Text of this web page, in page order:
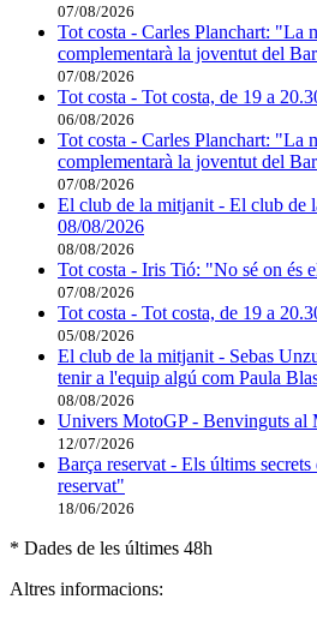
07/08/2026
Tot costa - Carles Planchart: "La
complementarà la joventut del
07/08/2026
Tot costa - Tot costa, de 19 a
06/08/2026
Tot costa - Carles Planchart: "La
complementarà la joventut del
07/08/2026
El club de la mitjanit - El club de
08/08/2026
08/08/2026
Tot costa - Iris Tió: "No sé on és
07/08/2026
Tot costa - Tot costa, de 19 a
05/08/2026
El club de la mitjanit - Sebas
tenir a l'equip algú com Paula
08/08/2026
Univers MotoGP - Benvinguts al
12/07/2026
Barça reservat - Els últims
reservat"
18/06/2026
* Dades de les últimes 48h
Altres informacions: